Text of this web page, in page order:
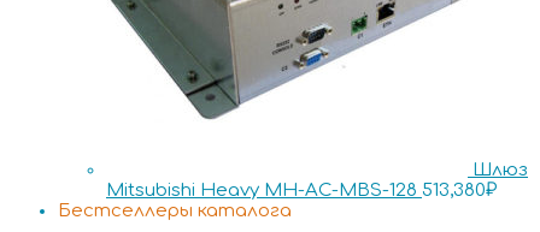
Шлюз
Mitsubishi Heavy MH-AC-MBS-128 513,380₽
Бестселлеры каталога